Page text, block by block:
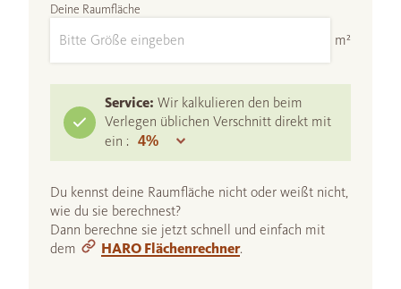
Deine Raumfläche
m²
Service: Wir kalkulieren den beim
Verlegen üblichen Verschnitt direkt mit
ein :
Du kennst deine Raumfläche nicht oder weißt nicht,
wie du sie berechnest?
Dann berechne sie jetzt schnell und einfach mit
dem
HARO Flächenrechner.